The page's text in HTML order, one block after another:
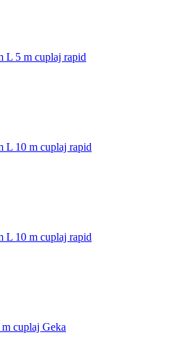
L 5 m cuplaj rapid
L 10 m cuplaj rapid
L 10 m cuplaj rapid
cuplaj Geka